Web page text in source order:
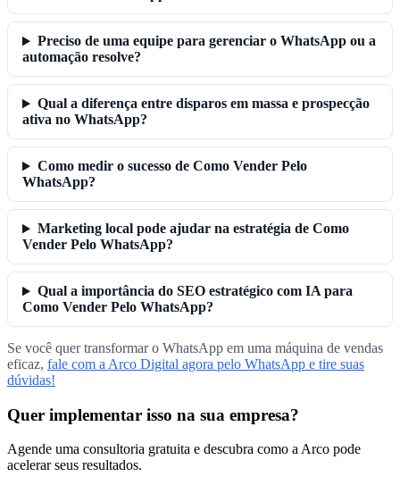
Preciso de uma equipe para gerenciar o WhatsApp ou a
automação resolve?
Qual a diferença entre disparos em massa e prospecção
ativa no WhatsApp?
Como medir o sucesso de Como Vender Pelo
WhatsApp?
Marketing local pode ajudar na estratégia de Como
Vender Pelo WhatsApp?
Qual a importância do SEO estratégico com IA para
Como Vender Pelo WhatsApp?
Se você quer transformar o WhatsApp em uma máquina de vendas
eficaz, fale com a Arco Digital agora pelo WhatsApp e tire suas
dúvidas!
Quer implementar isso na sua empresa?
Agende uma consultoria gratuita e descubra como a Arco pode
acelerar seus resultados.